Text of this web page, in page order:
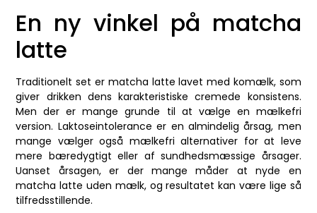
En ny vinkel på matcha
latte
Traditionelt set er matcha latte lavet med komælk, som
giver drikken dens karakteristiske cremede konsistens.
Men der er mange grunde til at vælge en mælkefri
version. Laktoseintolerance er en almindelig årsag, men
mange vælger også mælkefri alternativer for at leve
mere bæredygtigt eller af sundhedsmæssige årsager.
Uanset årsagen, er der mange måder at nyde en
matcha latte uden mælk, og resultatet kan være lige så
tilfredsstillende.